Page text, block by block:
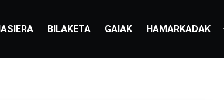
BILAKETA GAIAK HAMARKADAK